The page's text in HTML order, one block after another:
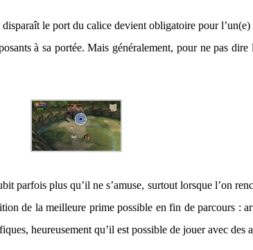
le port du calice devient obligatoire pour
à sa portée. Mais généralement, pour ne pas
parfois plus qu’il ne s’amuse, surtout lorsque l’on
de la meilleure prime possible en fin de parcours :
heureusement qu’il est possible de jouer avec